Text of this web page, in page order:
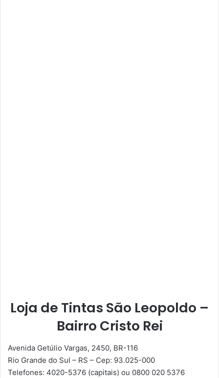
Loja de Tintas São Leopoldo –
Bairro Cristo Rei
Avenida Getúlio Vargas, 2450, BR-116
Rio Grande do Sul – RS – Cep: 93.025-000
Telefones: 4020-5376 (capitais) ou 0800 020 5376